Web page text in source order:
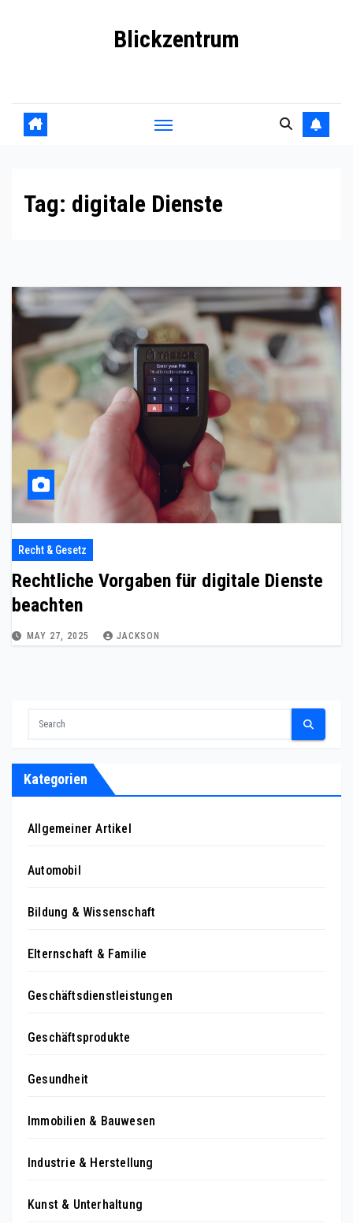
Blickzentrum
Tag: digitale Dienste
Recht & Gesetz
Rechtliche Vorgaben für digitale Dienste
beachten
MAY 27, 2025 JACKSON
Kategorien
Allgemeiner Artikel
Automobil
Bildung & Wissenschaft
Elternschaft & Familie
Geschäftsdienstleistungen
Geschäftsprodukte
Gesundheit
Immobilien & Bauwesen
Industrie & Herstellung
Kunst & Unterhaltung